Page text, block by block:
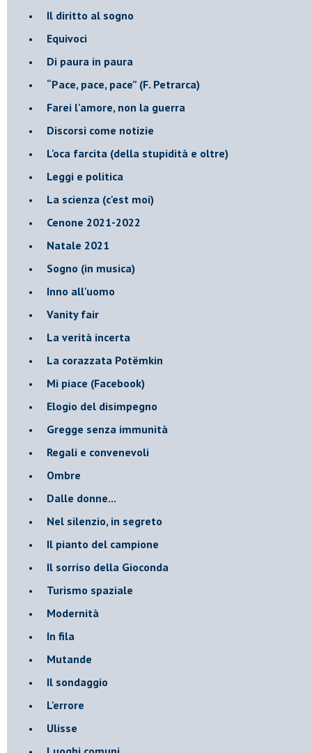
Il diritto al sogno
Equivoci
Di paura in paura
​“Pace, pace, pace” (F. Petrarca)
Farei l'amore, non la guerra
Discorsi come notizie
L'oca farcita (della stupidità e oltre)
Leggi e politica
La scienza (c'est moi)
Cenone 2021-2022
Natale 2021
Sogno (in musica)
Inno all'uomo
Vanity fair
La verità incerta
La corazzata Potëmkin
Mi piace (Facebook)
Elogio del disimpegno
Gregge senza immunità
Regali e convenevoli
Ombre
Dalle donne...
Nel silenzio, in segreto
Il pianto del campione
Il sorriso della Gioconda
Turismo spaziale
Modernità
In fila
Mutande
Il sondaggio
L'errore
Ulisse